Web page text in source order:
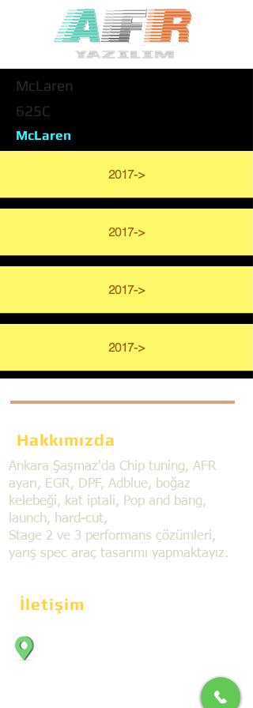
McLaren
625C
McLaren
2017->
2017->
2017->
2017->
Hakkımızda
Ankara Şaşmaz'da Chip tuning, AFR
ayarı, EGR, DPF, Adblue, boğaz
kelebeği, kat iptali, Pop and bang,
launch, hard-cut,
Stage 2 ve 3 performans çözümleri,
yarış spec araç tasarımı yapmaktayız.
İletişim